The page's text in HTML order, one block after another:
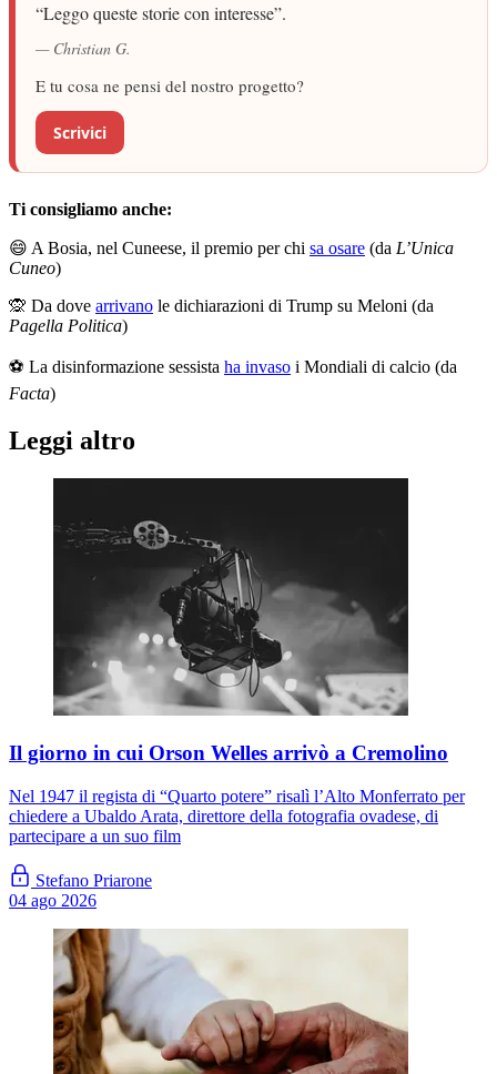
“Leggo queste storie con interesse”.
— Christian G.
E tu cosa ne pensi del nostro progetto?
Scrivici
Ti consigliamo anche:
😄 A Bosia, nel Cuneese, il premio per chi sa osare (da L’Unica
Cuneo)
🙊 Da dove arrivano le dichiarazioni di Trump su Meloni (da
Pagella Politica)
⚽ La disinformazione sessista ha invaso i Mondiali di calcio (da
Facta)
Leggi altro
Il giorno in cui Orson Welles arrivò a Cremolino
Nel 1947 il regista di “Quarto potere” risalì l’Alto Monferrato per
chiedere a Ubaldo Arata, direttore della fotografia ovadese, di
partecipare a un suo film
Stefano Priarone
04 ago 2026